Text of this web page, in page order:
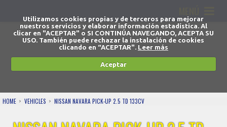
Utilizamos cookies propias y de terceros para mejorar
nuestros servicios y elaborar información estadística. Al
clicar en "ACEPTAR" o SI CONTINÚA NAVEGANDO, ACEPTA SU
USO. También puede rechazar la instalación de cookies
clicando en “ACEPTAR". Leer más
Aceptar
HOME VEHICLES NISSAN NAVARA PICK-UP 2.5 TD 133CV